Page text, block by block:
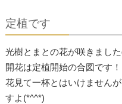
定植です
光樹とまとの花が咲きまし
開花は定植開始の合図です！
花見て一杯とはいけません
すよ(*^^*)